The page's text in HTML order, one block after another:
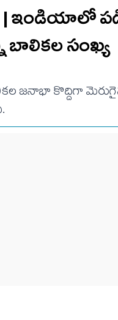
| ఇండియాలో
బాలికల సంఖ్య
జనాభా కొద్దిగా